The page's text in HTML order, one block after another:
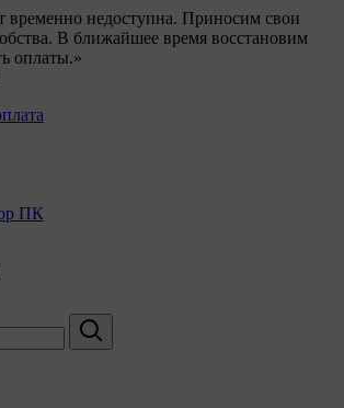
временно недоступна. Приносим свои
В ближайшее время восстановим
оплаты.»
ПК